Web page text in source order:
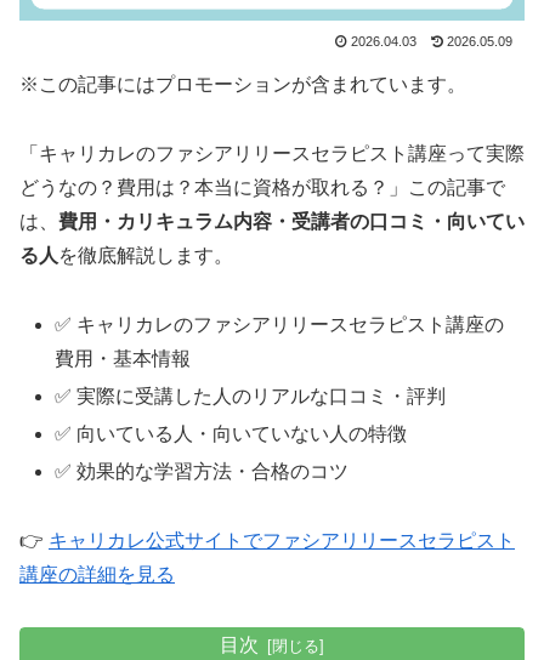
2026.04.03 2026.05.09
※この記事にはプロモーションが含まれています。
「キャリカレのファシアリリースセラピスト講座って実際
どうなの？費用は？本当に資格が取れる？」この記事で
は、 費用・カリキュラム内容・受講者の口コミ・向いてい
る人 を徹底解説します。
✅ キャリカレのファシアリリースセラピスト講座の
費用・基本情報
✅ 実際に受講した人のリアルな口コミ・評判
✅ 向いている人・向いていない人の特徴
✅ 効果的な学習方法・合格のコツ
👉 キャリカレ公式サイトでファシアリリースセラピスト
講座の詳細を見る
目次